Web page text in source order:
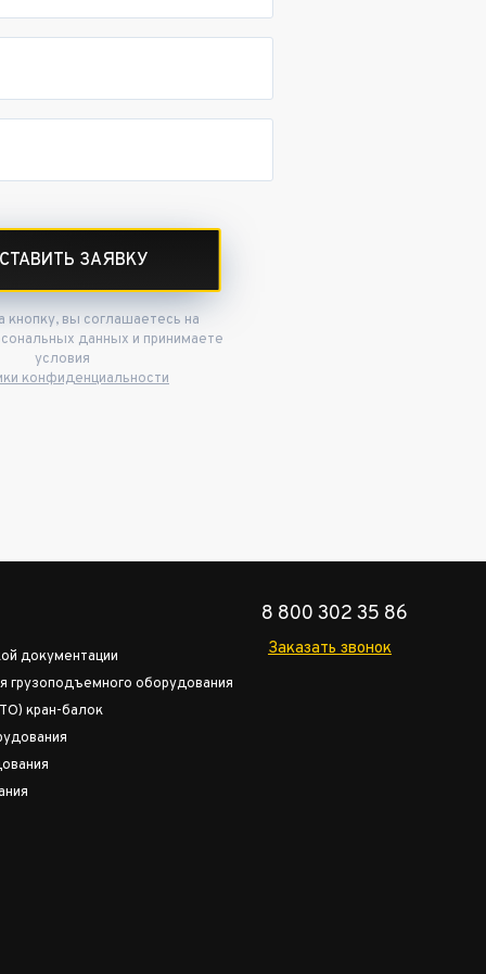
ЗАЯВКУ
кнопку, вы соглашаетесь на
данных и принимаете
условия
конфиденциальности
документации
грузоподъемного оборудования
кран-балок
8 800 302 35 86
Заказать звонок